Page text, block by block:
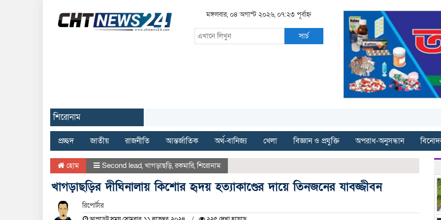
মঙ্গলবার, ০৪ অগাস্ট ২০২৬, ০৭:২৩ পূর্বাহ্ন
সার্চ
শিরোনাম
প্রচ্ছদ জাতীয় রাজনীতি আন্তর্জাতিক অর্থ-বানিজ্য খেলা বিজ্ঞান ও প্রযুক্তি অপরাধ-অনুসন্ধান
হোম Second lead, খাগড়াছড়ি,রকমারি,শিরোনাম
খাগড়াছড়ির দীঘিনালায় কিশোর হৃদয় হত্যাকাণ্ডের দায়ে তিনজনের যাবজ্জীবন
রিপোর্টার